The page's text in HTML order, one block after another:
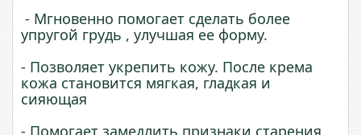
- Мгновенно помогает сделать более
упругой грудь , улучшая ее форму.
- Позволяет укрепить кожу. После крема
кожа становится мягкая, гладкая и
сияющая